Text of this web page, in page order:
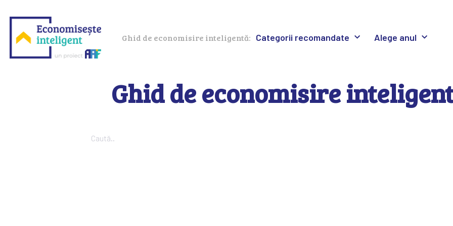
Ghid de economisire inteligentă: Categorii recomandate Alege anul
Ghid de economisire